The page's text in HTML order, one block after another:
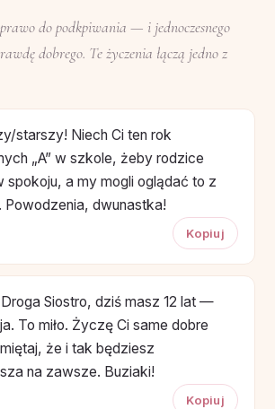
do podkpiwania — i jednoczesnego
dobrego. Te życzenia łączą jedno z
starszy! Niech Ci ten rok
„A” w szkole, żeby rodzice
spokoju, a my mogli oglądać to z
Powodzenia, dwunastka!
Kopiuj
Siostro, dziś masz 12 lat —
To miło. Życzę Ci same dobre
że i tak będziesz
na zawsze. Buziaki!
Kopiuj